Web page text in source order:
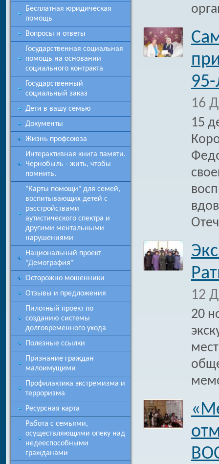
Бесплатная юридическая
помощь
Вопросы и ответы
Государственная социальная
помощь на основании
социального контракта
Государственный
социальный заказ
Дети в вашу семью
Документы
Жизнь профсоюза
Интерактивная книга памяти.
Чернобыль - жить, чтобы
помнить.
"Карты помощи" для семей,
воспитывающих детей с
расстройствами
аутистического спектра и
другими ментальными
нарушениями
Национальный проект
"Демография"
Осторожно мошенники
Отзывы и предложения
Пилотный проект по
созданию системы
долговременного ухода
Полезные ссылки
Признание граждан
малоимущими
Профилактика экстремизма и
терроризма
Ресурсная карта
Работа с семьями,
осуществляющими опеку над
недееспособными
гражданами
16
15
12
20